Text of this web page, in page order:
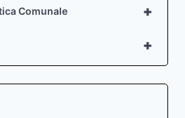
+
Comunale
+